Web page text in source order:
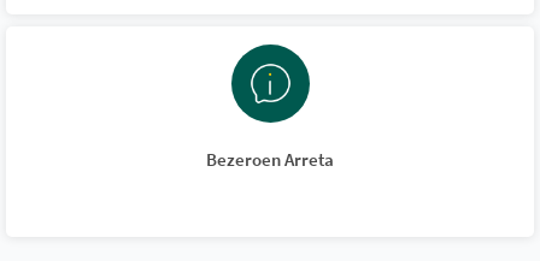
Bezeroen Arreta